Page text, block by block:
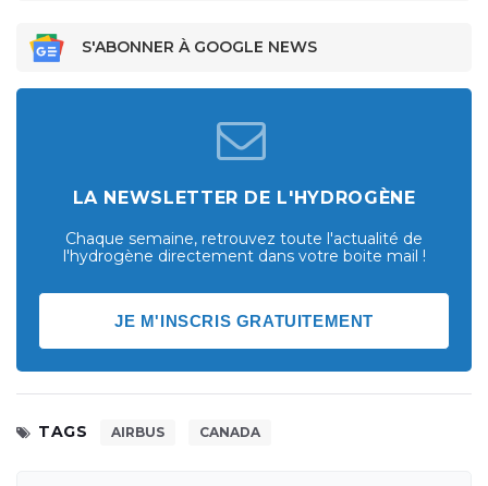
S'ABONNER À GOOGLE NEWS
LA NEWSLETTER DE L'HYDROGÈNE
Chaque semaine, retrouvez toute l'actualité de
l'hydrogène directement dans votre boite mail !
JE M'INSCRIS GRATUITEMENT
TAGS AIRBUS CANADA